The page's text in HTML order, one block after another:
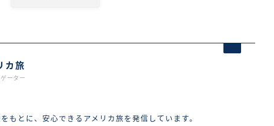
カ旅
ーター
もとに、安心できるアメリカ旅を発信しています。